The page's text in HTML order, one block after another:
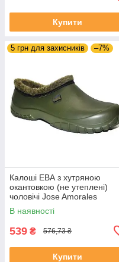
Купити
5 грн для захисників –7%
Калоші ЕВА з хутряною
окантовкою (не утеплені)
чоловічі Jose Amorales
117454 Хаки
В наявності
539 ₴ 576,73 ₴
Купити